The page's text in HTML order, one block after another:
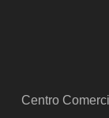
Centro